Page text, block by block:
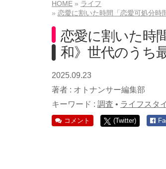
HOME
ライフ
恋愛に割いた時間「恋愛可処分
恋愛に割いた時
和》世代のうち
2025.09.23
著者 : オトナンサー編集部
キーワード : 調査 • ライフスタ
コメント (Twitter)